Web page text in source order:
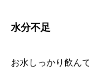
水分不足
お水しっかり飲ん